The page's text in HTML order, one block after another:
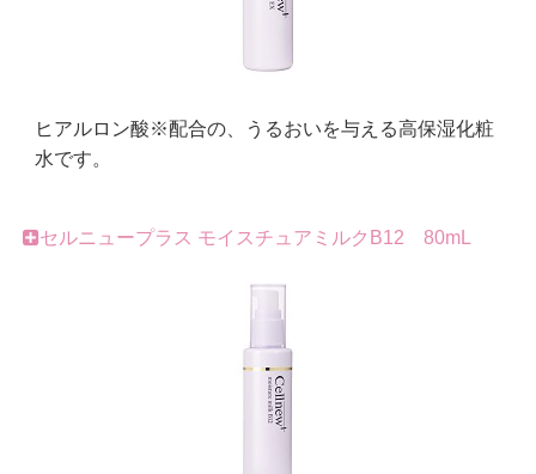
ヒアルロン酸※配合の、うるおいを与える高保湿化粧
水です。
セルニュープラス モイスチュアミルクB12 80mL